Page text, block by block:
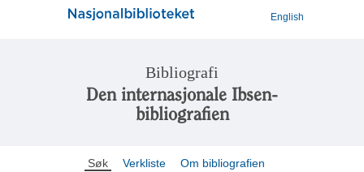
English
Bibliografi
Den internasjonale Ibsen-
bibliografien
Søk Verkliste Om bibliografien